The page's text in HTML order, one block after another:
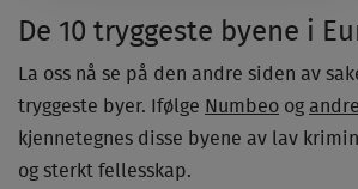
De 10 tryggeste byene i
La oss nå se på den andre siden av
tryggeste byer. Ifølge Numbeo og
kjennetegnes disse byene av lav
og sterkt fellesskap.